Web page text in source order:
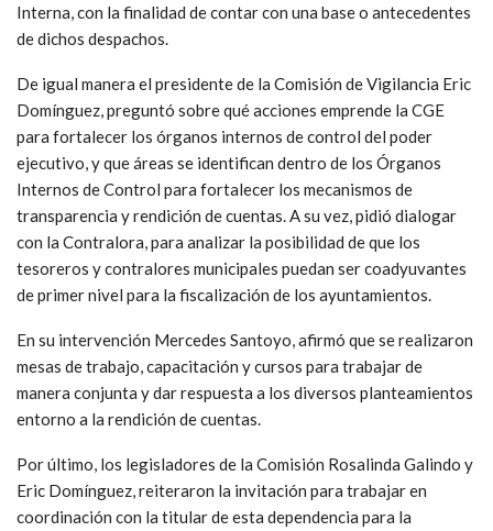
Interna, con la finalidad de contar con una base o antecedentes
de dichos despachos.
De igual manera el presidente de la Comisión de Vigilancia Eric
Domínguez, preguntó sobre qué acciones emprende la CGE
para fortalecer los órganos internos de control del poder
ejecutivo, y que áreas se identifican dentro de los Órganos
Internos de Control para fortalecer los mecanismos de
transparencia y rendición de cuentas. A su vez, pidió dialogar
con la Contralora, para analizar la posibilidad de que los
tesoreros y contralores municipales puedan ser coadyuvantes
de primer nivel para la fiscalización de los ayuntamientos.
En su intervención Mercedes Santoyo, afirmó que se realizaron
mesas de trabajo, capacitación y cursos para trabajar de
manera conjunta y dar respuesta a los diversos planteamientos
entorno a la rendición de cuentas.
Por último, los legisladores de la Comisión Rosalinda Galindo y
Eric Domínguez, reiteraron la invitación para trabajar en
coordinación con la titular de esta dependencia para la